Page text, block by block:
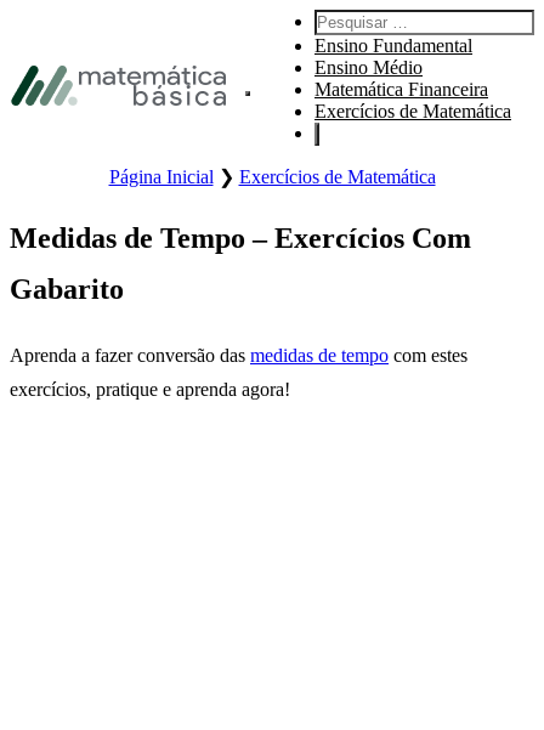
Pular Rodapé
Abre o menu principal do site.
Pesquisar por:
Ensino Fundamental
Ensino Médio
Matemática Financeira
Exercícios de Matemática
Página Inicial ❯ Exercícios de Matemática
Medidas de Tempo – Exercícios Com
Gabarito
Aprenda a fazer conversão das medidas de tempo com estes
exercícios, pratique e aprenda agora!